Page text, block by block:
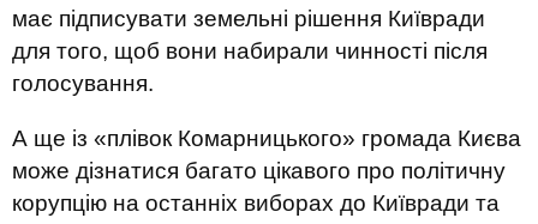
має підписувати земельні рішення Київради
для того, щоб вони набирали чинності після
голосування.
А ще із «плівок Комарницького» громада Києва
може дізнатися багато цікавого про політичну
корупцію на останніх виборах до Київради та